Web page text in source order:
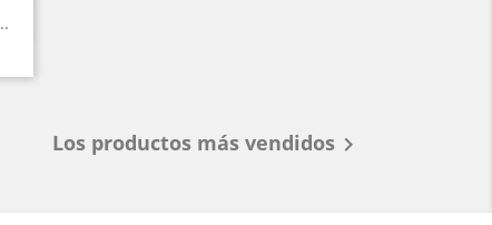
Los productos más vendidos 